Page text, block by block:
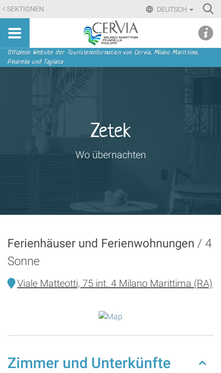
Direkt
zum
Inhalt
Direkt
zur
DEUTSCH
SEKTIONEN
Sito
turistico
ufficiale
Tagliata
Sektionen
Offizielle Website der Touristeninformation von Cervia, Milano Marittima,
Pinarella und Tagliata
Zetek
Wo übernachten
Ferienhäuser und Ferienwohnungen
4
Sonne
Viale Matteotti, 75 int. 4 Milano Marittima (RA)
Zimmer und Unterkünfte
menu